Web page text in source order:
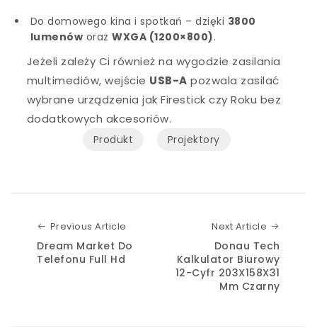
Do domowego kina i spotkań – dzięki 3800
lumenów orazWXGA (1200×800).
Jeżeli zależy Ci również na wygodzie zasilania
multimediów, wejście USB-A pozwala zasilać
wybrane urządzenia jak Firestick czy Roku bez
dodatkowych akcesoriów.
Produkt Projektory
Previous Article
Dream Market Do
Telefonu Full Hd
Next Article
Donau Tech
Kalkulator Biurowy
12-Cyfr 203X158X31
Mm Czarny